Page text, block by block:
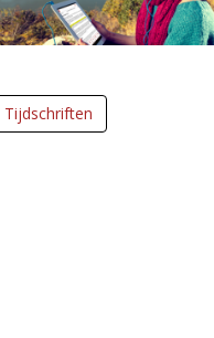
Tijdschriften